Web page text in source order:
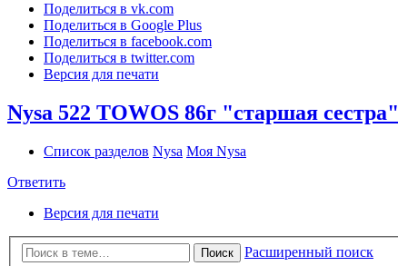
Поделиться в vk.com
Поделиться в Google Plus
Поделиться в facebook.com
Поделиться в twitter.com
Версия для печати
Nysa 522 TOWOS 86г "старшая сестра"
Список разделов Nysa Моя Nysa
Ответить
Версия для печати
Поиск
Расширенный поиск